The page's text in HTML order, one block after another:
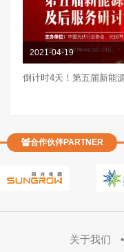
2021-04-19
倒计时4天！第五届新能
合作伙伴PARTNER
关于我们 •